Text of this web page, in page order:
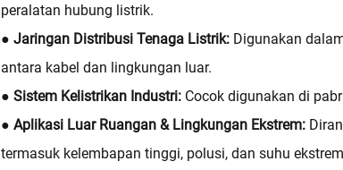
peralatan hubung listrik.
● Jaringan Distribusi Tenaga Listrik: Digunakan
antara kabel dan lingkungan luar.
● Sistem Kelistrikan Industri: Cocok digunakan di
● Aplikasi Luar Ruangan & Lingkungan Ekstrem:
termasuk kelembapan tinggi, polusi, dan suhu